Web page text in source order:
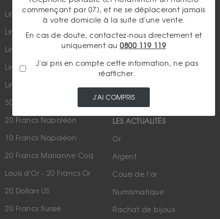
Lingots et lingotins
Lingot 1Kg Or
Lingot 100g Or
Lingotin 1 Once Or
Lingotin 1g Or
50 Pesos Or
20 Francs Napoléon
10 Francs Napoléon
20 Francs Marianne Coq
Louis d'Or - 20 Francs Or
20 Dollars US
20 Francs Suisse
Parutions dans les médias
Qui sommes-nous ?
Plan du site
Nous contacter
LES ACTUALITÉS
Or
Argent
Cours de l'or
Numismatique
Rachat de bijoux
commençant par 07), et ne se déplaceront jamais
à votre domicile à la suite d'une vente.
En cas de doute, contactez-nous directement et
uniquement au 0800 119 119
J'ai pris en compte cette information, ne pas
réafficher.
J'AI COMPRIS